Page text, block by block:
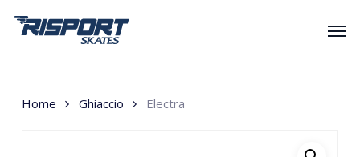
Home Ghiaccio Electra